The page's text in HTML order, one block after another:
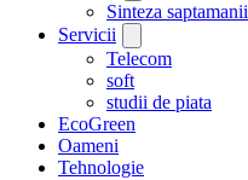
Sinteza saptamanii
Servicii
Telecom
soft
studii de piata
EcoGreen
Oameni
Tehnologie